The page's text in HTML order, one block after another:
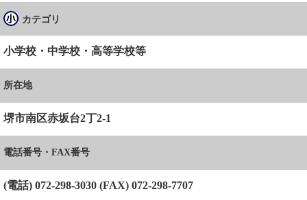
堺市南区赤坂台２丁
カテゴリ
小学校・中学校・高等学校等
所在地
堺市南区赤坂台2丁2-1
電話番号・FAX番号
(電話) 072-298-3030 (FAX) 072-298-7707